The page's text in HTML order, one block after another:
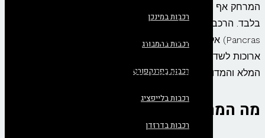
רכבות במינכן
רכבות בהמבורג
רכבות בפרנקפורט
רכבות בלייפציג
רכבות בדרזדן
ארוכות לשדות תעופה מחוץ לעיר. תוכלו למצוא את לוח הזמנים
המלא והמדויק עבור התאריך שלכם במנוע החיפוש שבעמוד זה.
מה המרחק בין לונדון לבריסל ברכבת?